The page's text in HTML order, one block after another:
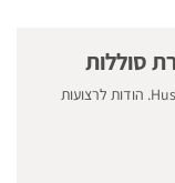
סוללות
רצועות כתפיים לחגורת נשיאת סוללות Husqvarna. הודות לרצועות